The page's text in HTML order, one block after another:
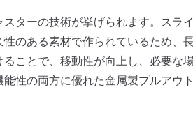
ターの技術が挙げられます。スラ
のある素材で作られているため、
ことで、移動性が向上し、必要な
性の両方に優れた金属製プルアウ